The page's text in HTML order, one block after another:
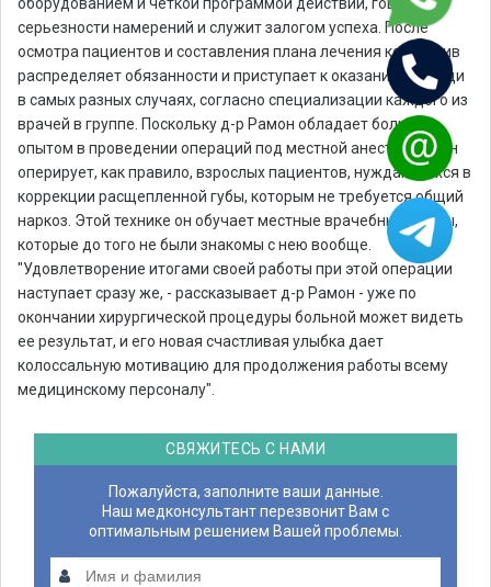
серьезности намерений и служит залогом успеха. После
осмотра пациентов и составления плана лечения коллектив
распределяет обязанности и приступает к оказанию помощи
в самых разных случаях, согласно специализации каждого из
врачей в группе. Поскольку д-р Рамон обладает большим
опытом в проведении операций под местной анестезией, он
оперирует, как правило, взрослых пациентов, нуждающихся в
коррекции расщепленной губы, которым не требуется общий
наркоз. Этой технике он обучает местные врачебные кадры,
которые до того не были знакомы с нею вообще.
"Удовлетворение итогами своей работы при этой операции
наступает сразу же, - рассказывает д-р Рамон - уже по
окончании хирургической процедуры больной может видеть
ее результат, и его новая счастливая улыбка дает
колоссальную мотивацию для продолжения работы всему
медицинскому персоналу"
СВЯЖИТЕСЬ С НАМИ
Пожалуйста, заполните ваши данные.
Наш медконсультант перезвонит Вам с
оптимальным решением Вашей проблемы.